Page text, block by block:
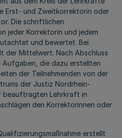
Erst- und Zweitkorrektorin oder
Die schriftlichen
jeder Korrektorin und jedem
und bewertet. Bei
der Mittelwert. Nach Abschluss
die dazu erstellten
der Teilnehmenden von der
der Justiz Nordrhein-
beauftragten Lehrkraft in
den Korrektorinnen oder
erstellt